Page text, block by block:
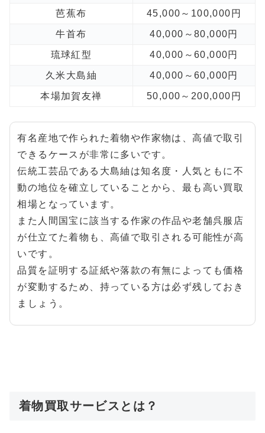
芭蕉布 45,000～100,000円
牛首布 40,000～80,000円
琉球紅型 40,000～60,000円
久米大島紬 40,000～60,000円
本場加賀友禅 50,000～200,000円
有名産地で作られた着物や作家物は、高値で取引
できるケースが非常に多いです。
伝統工芸品である大島紬は知名度・人気ともに不
動の地位を確立していることから、最も高い買取
相場となっています。
また人間国宝に該当する作家の作品や老舗呉服店
が仕立てた着物も、高値で取引される可能性が高
いです。
品質を証明する証紙や落款の有無によっても価格
が変動するため、持っている方は必ず残しておき
ましょう。
着物買取サービスとは？